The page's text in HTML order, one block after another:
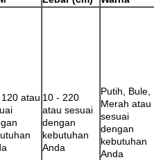
atau 10 - 220
atau sesuai
dengan
kebutuhan
Anda
Putih, Bule,
Merah atau
sesuai
dengan
kebutuhan
Anda